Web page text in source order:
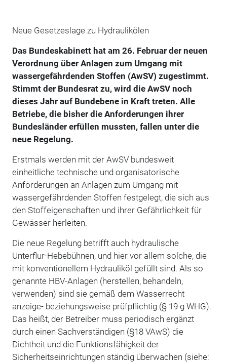
Neue Gesetzeslage zu Hydraulikölen
Das Bundeskabinett hat am 26. Februar der neuen
Verordnung über Anlagen zum Umgang mit
wassergefährdenden Stoffen (AwSV) zugestimmt.
Stimmt der Bundesrat zu, wird die AwSV noch
dieses Jahr auf Bundebene in Kraft treten. Alle
Betriebe, die bisher die Anforderungen ihrer
Bundesländer erfüllen mussten, fallen unter die
neue Regelung.
Erstmals werden mit der AwSV bundesweit
einheitliche technische und organisatorische
Anforderungen an Anlagen zum Umgang mit
wassergefährdenden Stoffen festgelegt, die sich aus
den Stoffeigenschaften und ihrer Gefährlichkeit für
Gewässer herleiten.
Die neue Regelung betrifft auch hydraulische
Unterflur-Hebebühnen, und hier vor allem solche, die
mit konventionellem Hydrauliköl gefüllt sind. Als so
genannte HBV-Anlagen (herstellen, behandeln,
verwenden) sind sie gemäß dem Wasserrecht
anzeige- beziehungsweise prüfpflichtig (§ 19 g WHG).
Das heißt, der Betreiber muss periodisch ergänzt
durch einen Sachverständigen (§18 VAwS) die
Dichtheit und die Funktionsfähigkeit der
Sicherheitseinrichtungen ständig überwachen (siehe: